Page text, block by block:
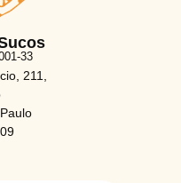
33
211,